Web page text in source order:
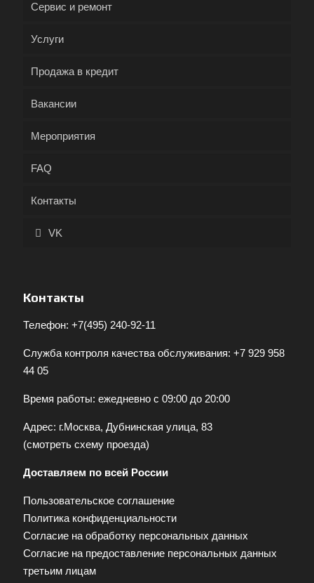
Сервис и ремонт
Услуги
Продажа в кредит
Вакансии
Мероприятия
FAQ
Контакты
VK
Контакты
Телефон: +7(495) 240-92-11
Служба контроля качества обслуживания: +7 929 958
44 05
Время работы: ежедневно с 09:00 до 20:00
Адрес: г.Москва, Дубнинская улица, 83
(смотреть схему проезда)
Доставляем по всей России
Пользовательское соглашение
Политика конфиденциальности
Согласие на обработку персональных данных
Согласие на предоставление персональных данных
третьим лицам